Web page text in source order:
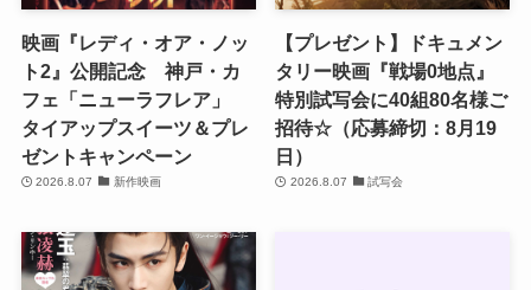
映画『レディ・オア・ノッ
ト2』公開記念 神戸・カ
フェ「ニューラフレア」
タイアップスイーツ＆プレ
ゼントキャンペーン
2026.8.07 新作映画
【プレゼント】ドキュメン
タリー映画『戦場0地点』
特別試写会に40組80名様ご
招待☆（応募締切：8月19
日）
2026.8.07 試写会